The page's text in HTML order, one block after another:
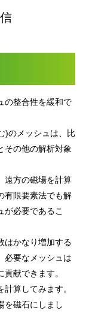
の整合性を緩和で
)のメッシュは、比
その他の解析対象
遠方の磁場を計算
有限要素法でも解
が必要であるこ
はかなり増加する
必要なメッシュは
献できます。
算してみます。
を磁石にしまし